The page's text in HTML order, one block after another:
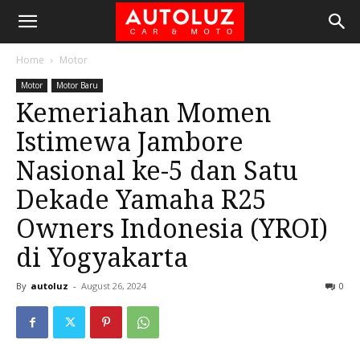
Home Motor
Motor Motor Baru
Kemeriahan Momen
Istimewa Jambore
Nasional ke-5 dan Satu
Dekade Yamaha R25
Owners Indonesia (YROI)
di Yogyakarta
By autoluz - August 26, 2024 0